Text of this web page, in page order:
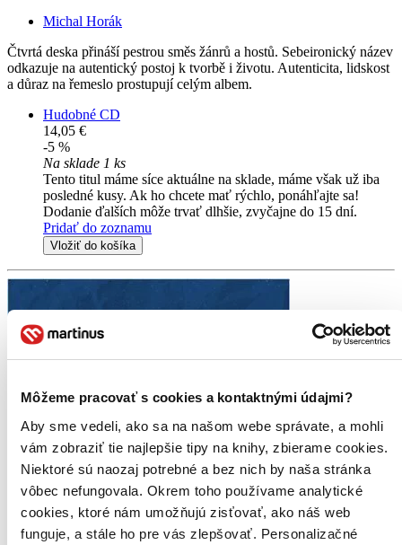
Môžeme pracovať s cookies a kontaktnými údajmi?
Aby sme vedeli, ako sa na našom webe správate, a mohli
vám zobraziť tie najlepšie tipy na knihy, zbierame cookies.
Niektoré sú naozaj potrebné a bez nich by naša stránka
vôbec nefungovala. Okrem toho používame analytické
cookies, ktoré nám umožňujú zisťovať, ako náš web
funguje, a stále ho pre vás zlepšovať. Personalizačné
Michal Horák
Čtvrtá deska přináší pestrou směs žánrů a hostů. Sebeironický název
odkazuje na autentický postoj k tvorbě i životu. Autenticita, lidskost
a důraz na řemeslo prostupují celým albem.
Hudobné CD
14,05 €
-5 %
Na sklade 1 ks
Tento titul máme síce aktuálne na sklade, máme však už iba
posledné kusy. Ak ho chcete mať rýchlo, ponáhľajte sa!
Dodanie ďalších môže trvať dlhšie, zvyčajne do 15 dní.
Pridať do zoznamu
Vložiť do košíka